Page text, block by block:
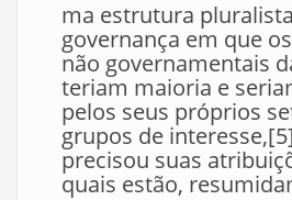
ma estrutura
governança em que
não governamentais
teriam maioria e
pelos seus próprios
grupos de
precisou suas
quais estão,